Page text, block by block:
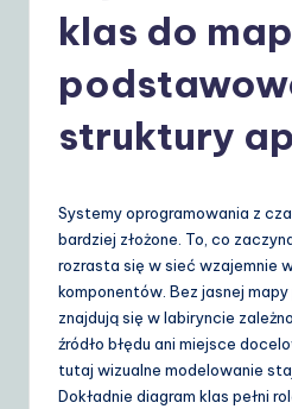
Y
o
D
klas do
struktury
Systemy oprogramowania z
bardziej złożone. To, co
rozrasta się w sieć wzajemnie
komponentów. Bez jasnej
znajdują się w labiryncie
źródło błędu ani miejsce
tutaj wizualne modelowanie
Dokładnie diagram klas pełni